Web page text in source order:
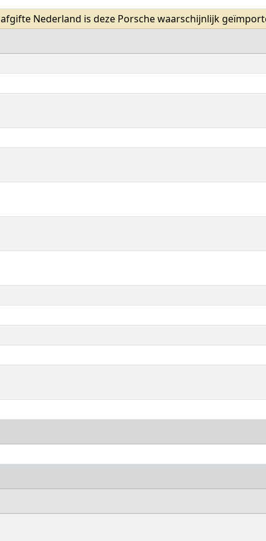
afgifte Nederland is deze Porsche waarschijnlijk